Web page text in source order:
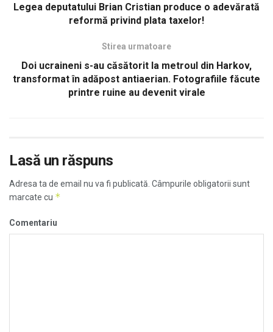
Legea deputatului Brian Cristian produce o adevărată
reformă privind plata taxelor!
Stirea urmatoare
Doi ucraineni s-au căsătorit la metroul din Harkov,
transformat în adăpost antiaerian. Fotografiile făcute
printre ruine au devenit virale
Lasă un răspuns
Adresa ta de email nu va fi publicată. Câmpurile obligatorii sunt
marcate cu *
Comentariu